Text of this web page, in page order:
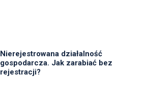
Nierejestrowana działalność
gospodarcza. Jak zarabiać bez
rejestracji?